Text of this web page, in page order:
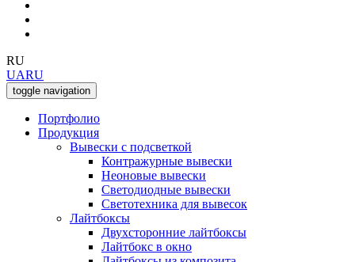
RU
UARU
toggle navigation
Портфолио
Продукция
Вывески с подсветкой
Контражурные вывески
Неоновые вывески
Светодиодные вывески
Светотехника для вывесок
Лайтбоксы
Двухсторонние лайтбоксы
Лайтбокс в окно